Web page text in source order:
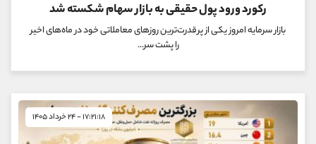
رکورد ورود پول حقیقی به بازار سهام شکسته شد
بازار سرمایه امروز یکی از پرقدرت‌ترین روزهای معاملاتی خود در ماه‌های اخیر
را پشت سر...
۱۷:۲۱:۱۸ - ۲۴ خرداد ۱۴۰۵